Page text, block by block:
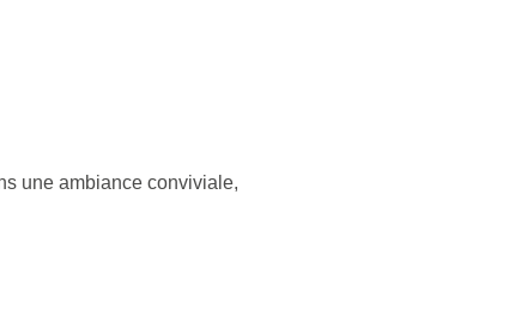
une ambiance conviviale,